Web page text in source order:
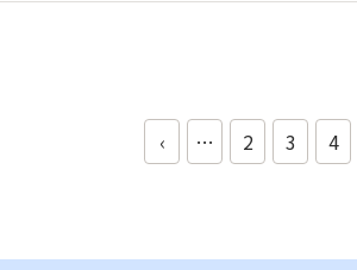
‹ … 2 3 4